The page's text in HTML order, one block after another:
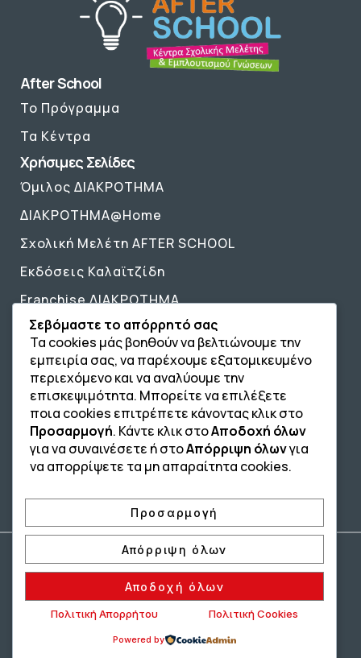
After School
Το Πρόγραμμα
Τα Κέντρα
Χρήσιμες Σελίδες
Όμιλος ΔΙΑΚΡΟΤΗΜΑ
ΔΙΑΚΡΟΤΗΜΑ@Home
Σχολική Μελέτη AFTER SCHOOL
Εκδόσεις Καλαϊτζίδη
Franchise ΔΙΑΚΡΟΤΗΜΑ
Επικοινωνία
Επικοινωνία
210 4134835
210 4133810
info@afterschool.academy
Copyright® 2004 –2026Εκπαιδευτικός Όμιλος ΔΙΑΚΡΟΤΗΜΑ®. Αρ.
Γ.Ε.Μ.Η.: 54967109000.
Developed byOceancube – Hosted by
Πολιτική Ιδιωτικότητας Πολιτική Cookies
Δήλωση Προσβασιμότητας
Σεβόμαστε το απόρρητό σας
Τα cookies μάς βοηθούν να βελτιώνουμε την
εμπειρία σας, να παρέχουμε εξατομικευμένο
περιεχόμενο και να αναλύουμε την
επισκεψιμότητα. Μπορείτε να επιλέξετε
ποια cookies επιτρέπετε κάνοντας κλικ στο
Προσαρμογή. Κάντε κλικ στοΑποδοχή όλων
για να συναινέσετε ή στοΑπόρριψη όλωνγια
να απορρίψετε τα μη απαραίτητα cookies.
Προσαρμογή
Απόρριψη όλων
Αποδοχή όλων
Πολιτική Απορρήτου Πολιτική Cookies
Powered by